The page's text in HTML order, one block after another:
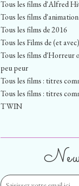
Tous les films d'Alfred
Tous les films
Tous les films de 2016
Tous les Films de (et
Tous les films d'Horreur
peu peur
Tous les films : titres
Tous les films : titres
TWIN